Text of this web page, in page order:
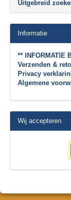
Uitgebreid
Informatie
** INFORMATIE
Verzenden &
Privacy
Algemene
Wij accepteren